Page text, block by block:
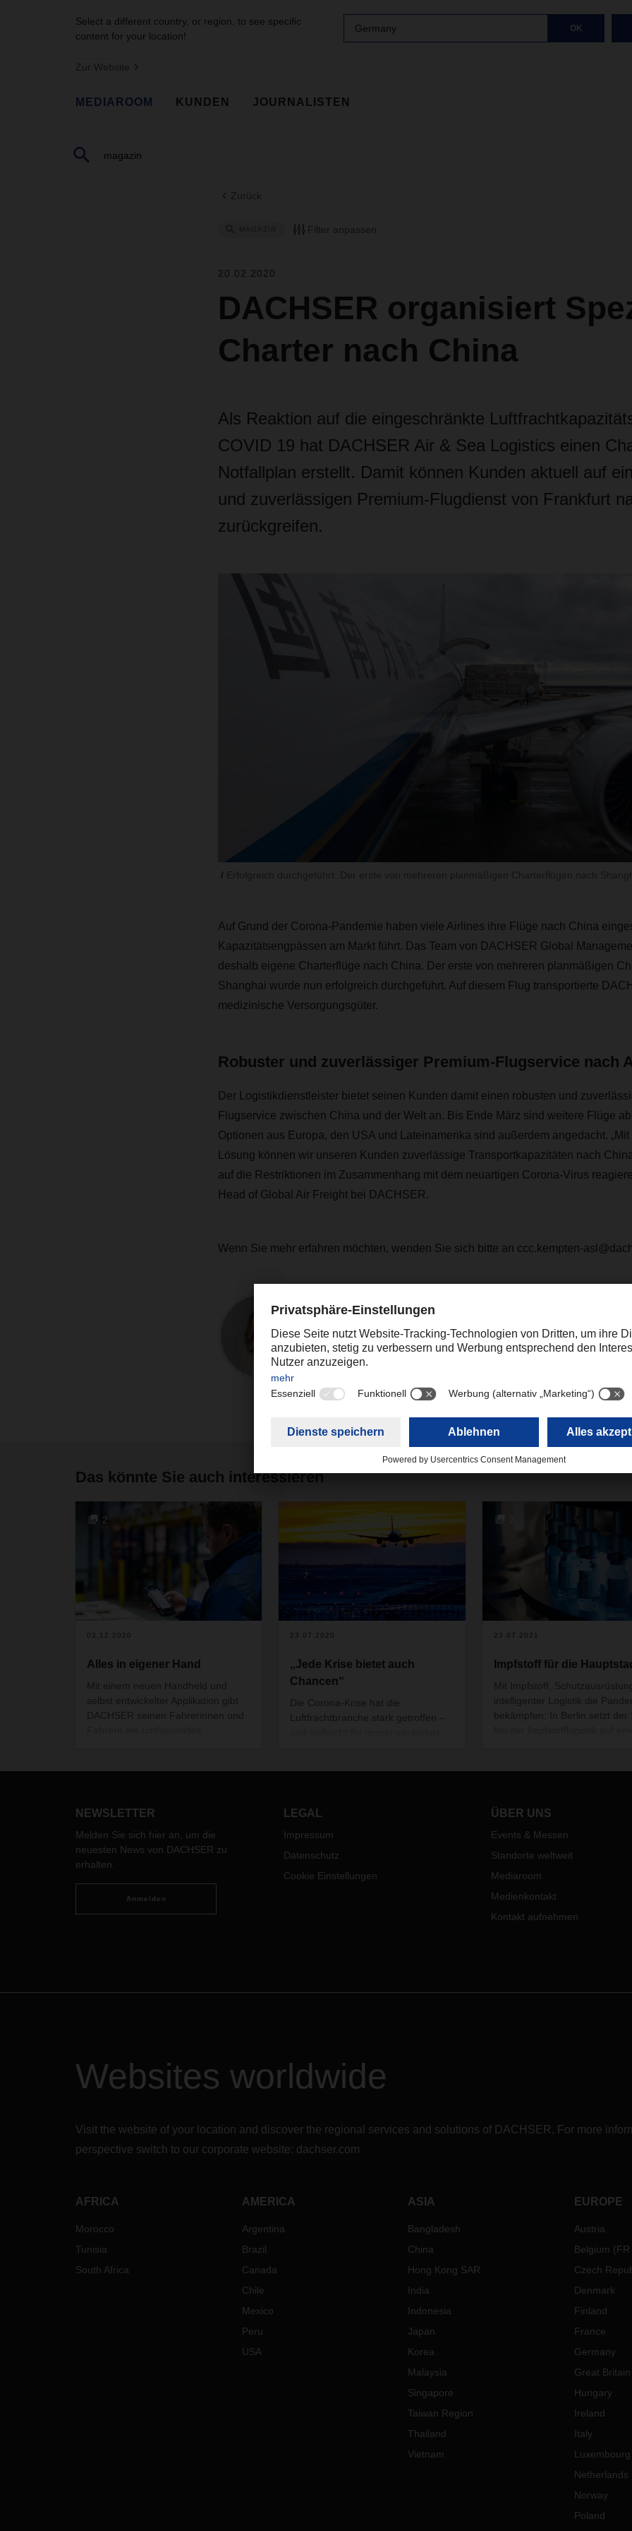
Select a different country, or region, to see specific
content for your location!
Germany OK
Zur Website
MEDIAROOM KUNDEN JOURNALISTEN
Zurück
Filter anpassen
20.02.2020
DACHSER organisiert
Charter nach China
Als Reaktion auf die eingeschränkte
COVID 19 hat DACHSER Air & Sea Logistics einen
Notfallplan erstellt. Damit können Kunden aktuell auf
und zuverlässigen Premium-Flugdienst von Frankfurt
zurückgreifen.
Auf Grund der Corona-Pandemie haben viele Airlines ihre Flüge nach China
Kapazitätsengpässen am Markt führt. Das Team von DACHSER Global
deshalb eigene Charterflüge nach China. Der erste von mehreren planmäßigen
Shanghai wurde nun erfolgreich durchgeführt. Auf diesem Flug transportierte
medizinische Versorgungsgüter.
Robuster und zuverlässiger Premium-Flugservice nach
Der Logistikdienstleister bietet seinen Kunden damit einen robusten und
Flugservice zwischen China und der Welt an. Bis Ende März sind weitere Flüge
Optionen aus Europa, den USA und Lateinamerika sind außerdem angedacht.
Lösung können wir unseren Kunden zuverlässige Transportkapazitäten nach
auf die Restriktionen im Zusammenhang mit dem neuartigen Corona-Virus
Head of Global Air Freight bei DACHSER.
Wenn Sie mehr erfahren möchten, wenden Sie sich bitte an ccc.kempten-
Theresia Gläser
Corporate Public Relations
+49 831 5916-1421
Das könnte Sie auch interessieren
2
03.12.2020
Alles in eigener Hand
Mit einem neuen Handheld und
selbst entwickelter Applikation gibt
DACHSER seinen Fahrerinnen und
logistischen Prozesse im
23.07.2020
„Jede Krise bietet auch
Chancen“
Die Corona-Krise hat die
Luftfrachtbranche stark getroffen –
Lösungen in der Krise und einen
23.07.2021
Impfstoff für die
Mit Impfstoff,
intelligenter Logistik die
bekämpfen: In Berlin setzt der
DACHSER-Niederlassung in
NEWSLETTER
Melden Sie sich hier an, um die
neuesten News von DACHSER zu
erhalten.
Anmelden
LEGAL
Impressum
Datenschutz
Cookie Einstellungen
ÜBER UNS
Events & Messen
Standorte weltweit
Mediaroom
Medienkontakt
Kontakt aufnehmen
Websites worldwide
Visit the website of your location and discover the regional services and solutions of DACHSER. For more
perspective switch to our corporate website: dachser.com
AFRICA
Morocco
Tunisia
South Africa
AMERICA
Argentina
Brazil
Canada
Chile
Mexico
Peru
USA
ASIA
Bangladesh
China
Hong Kong SAR
India
Indonesia
Japan
Korea
Malaysia
Singapore
Taiwan Region
Thailand
Vietnam
EUROPE
Austria
Belgium (FR
Czech
Denmark
Finland
France
Germany
Great Britain
Hungary
Ireland
Italy
Luxembourg
Netherlands
Norway
Poland